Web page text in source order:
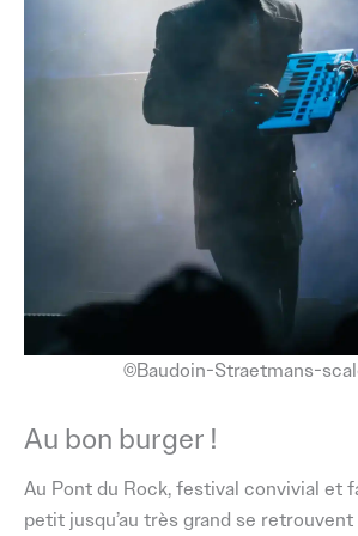
©Baudoin-Straetmans-
Au bon burger !
Au Pont du Rock, festival convivial et
petit jusqu’au très grand se